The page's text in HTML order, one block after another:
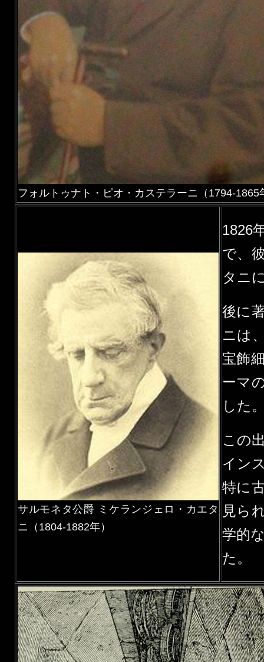
フォルトゥナト・ピオ・カステラーニ（1794-1865
サルモネタ公爵 ミケランジェロ・カエタ
ニ（1804-1882年）
1826
で、
タニ
後に
ニは
宝飾
ーマ
した
この
イン
特に
見ら
学的
た。